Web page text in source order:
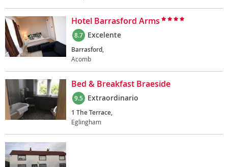
Hotel Barrasford Arms
8.7 Excelente
Barrasford,
Acomb
Bed & Breakfast Braeside
9.5 Extraordinario
1 The Terrace,
Eglingham